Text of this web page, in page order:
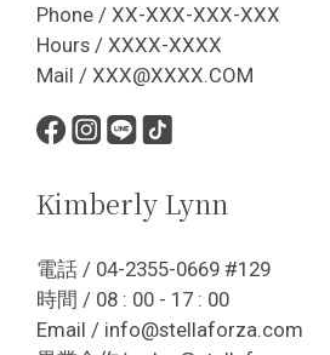
Phone / XX-XXX-XXX-XXX
Hours / XXXX-XXXX
Mail / XXX@XXXX.COM
Kimberly Lynn
電話 / 04-2355-0669 #129
時間 / 08 : 00 - 17 : 00
Email / info@stellaforza.com